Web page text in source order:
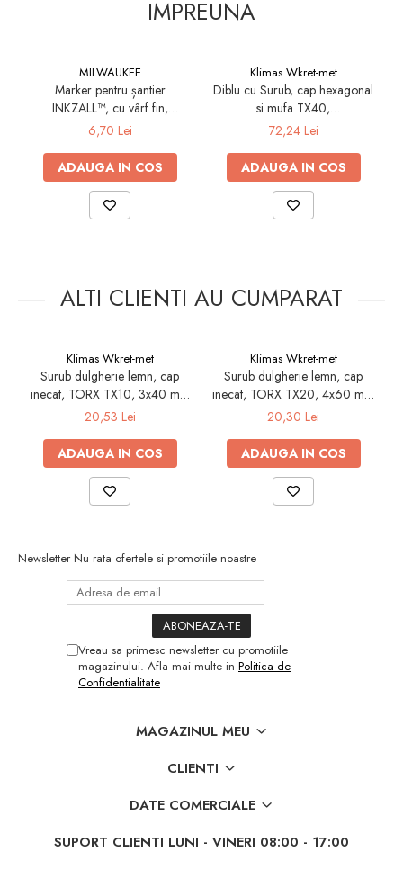
Sindrila bituminoasa si accesorii
Electrice
Prelungitoare si derulatoare
Prize, intrerupatoare si stechere
Intrerupatoare
Corpuri si surse de iluminat
Garduri metalice
Plasa gard
Panouri gard
Utilaje pentru gradina
Aparate de spalat cu presiune
accesorii
Furtunuri si conectori
Accesorii si unelte pentru gradina
Scari aluminiu / otel
Solutii curatare
Echipamente de protectie si imbracaminte
IMPREUNA
MILWAUKEE
Marker pentru șantier
INKZALL™, cu vârf fin,
(48223100), MILWAUKEE
6,70 Lei
ADAUGA IN COS
Klimas Wkret-met
Diblu cu Surub, cap hexagonal
si mufa TX40,
10x200/7x205mm - 25
bucati/cutie - KPR-FAST-
10200K, Klimas Wkret-met
72,24 Lei
ADAUGA IN COS
ALTI CLIENTI AU CUMPARAT
Klimas Wkret-met
Surub dulgherie lemn, cap
inecat, TORX TX10, 3x40 mm
- 500 bucati/cutie- KMWHT-
30040, Klimas Wkret-met
20,53 Lei
ADAUGA IN COS
Klimas Wkret-met
Surub dulgherie lemn, cap
inecat, TORX TX20, 4x60 mm
- 250 bucati/cutie - KMWHT-
40060, Klimas Wkret-met
20,30 Lei
ADAUGA IN COS
Newsletter Nu rata ofertele si promotiile noastre
Vreau sa primesc newsletter cu promotiile
magazinului. Afla mai multe in Politica de
Confidentialitate
MAGAZINUL MEU
CLIENTI
DATE COMERCIALE
SUPORT CLIENTI LUNI - VINERI 08:00 - 17:00